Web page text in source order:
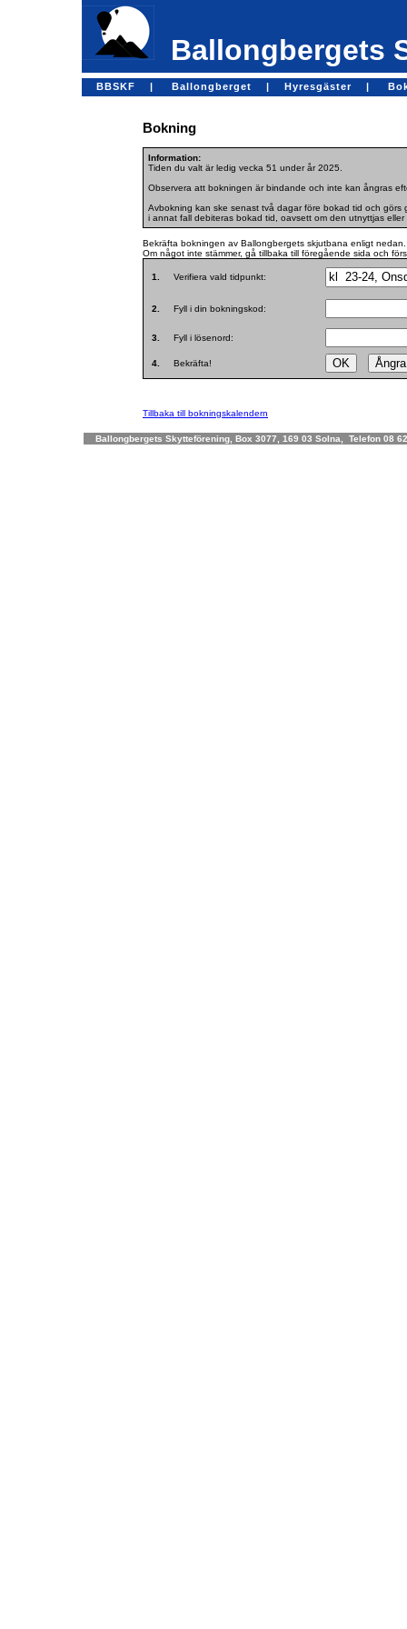
Ballongbergets
BBSKF | Ballongberget | Hyresgäster |
Bokning
Information:
Tiden du valt är ledig vecka 51 under år 2025.
Observera att bokningen är bindande och inte kan ångras
Avbokning kan ske senast två dagar före bokad tid och görs
i annat fall debiteras bokad tid, oavsett om den utnyttjas eller
Bekräfta bokningen av Ballongbergets skjutbana enligt nedan.
Om något inte stämmer, gå tillbaka till föregående sida och
1. Verifiera vald tidpunkt:
2. Fyll i din bokningskod:
3. Fyll i lösenord:
4. Bekräfta!
Tillbaka till bokningskalendern
Ballongbergets Skytteförening, Box 3077, 169 03 Solna, Telefon 08